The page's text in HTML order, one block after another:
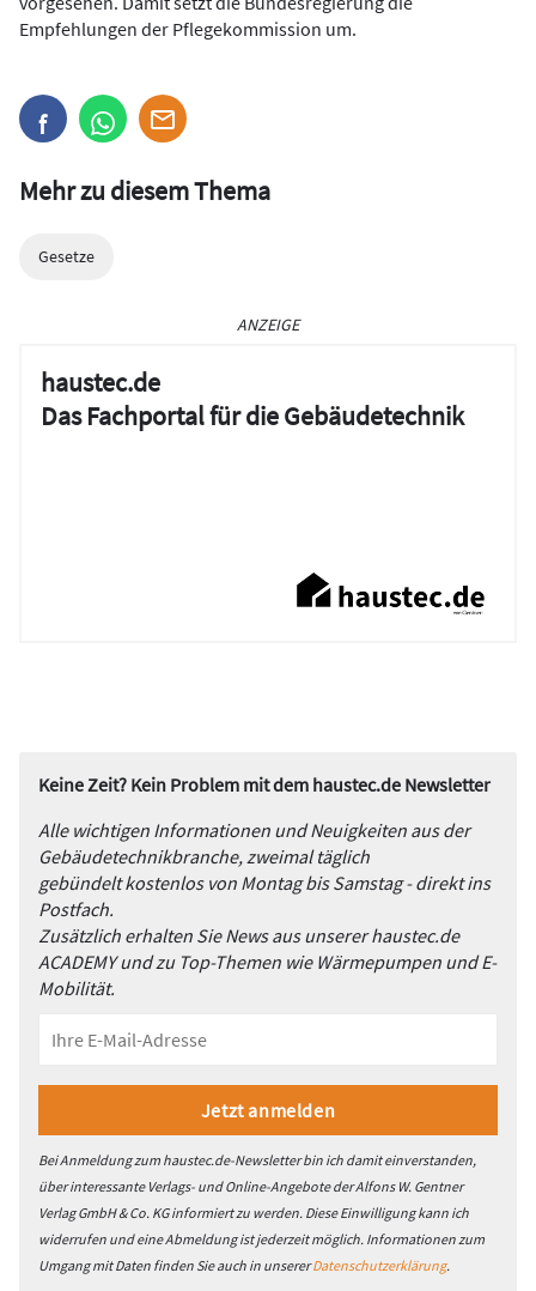
Empfehlungen der Pflegekommission um.
Mehr zu diesem Thema
Gesetze
ANZEIGE
haustec.de
Das Fachportal für die Gebäudetechnik
Keine Zeit? Kein Problem mit dem haustec.de Newsletter
Alle wichtigen Informationen und Neuigkeiten aus der
Gebäudetechnikbranche, zweimal täglich
gebündelt kostenlos von Montag bis Samstag - direkt ins
Postfach.
Zusätzlich erhalten Sie News aus unserer haustec.de
ACADEMY und zu Top-Themen wie Wärmepumpen und E-
Mobilität.
Bei Anmeldung zum haustec.de-Newsletter bin ich damit einverstanden,
über interessante Verlags- und Online-Angebote der Alfons W. Gentner
Verlag GmbH & Co. KG informiert zu werden. Diese Einwilligung kann ich
widerrufen und eine Abmeldung ist jederzeit möglich. Informationen zum
Umgang mit Daten finden Sie auch in unsererDatenschutzerklärung.